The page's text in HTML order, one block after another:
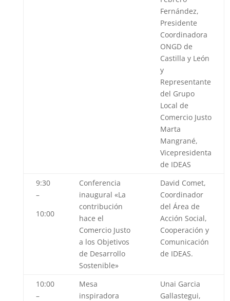
Fernández,
Presidente
Coordinadora
ONGD de
Castilla y León
y
Representante
del Grupo
Local de
Comercio Justo
Marta
Mangrané,
Vicepresidenta
de IDEAS
9:30
–
10:00
Conferencia
inaugural «La
contribución
hace el
Comercio Justo
a los Objetivos
de Desarrollo
Sostenible»
David Comet,
Coordinador
del Área de
Acción Social,
Cooperación y
Comunicación
de IDEAS.
10:00
–
Mesa
inspiradora
Unai Garcia
Gallastegui,